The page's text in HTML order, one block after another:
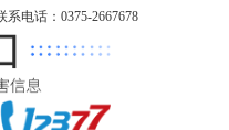
电话：0375-2667678